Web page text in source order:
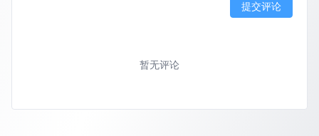
提交评论
暂无评论